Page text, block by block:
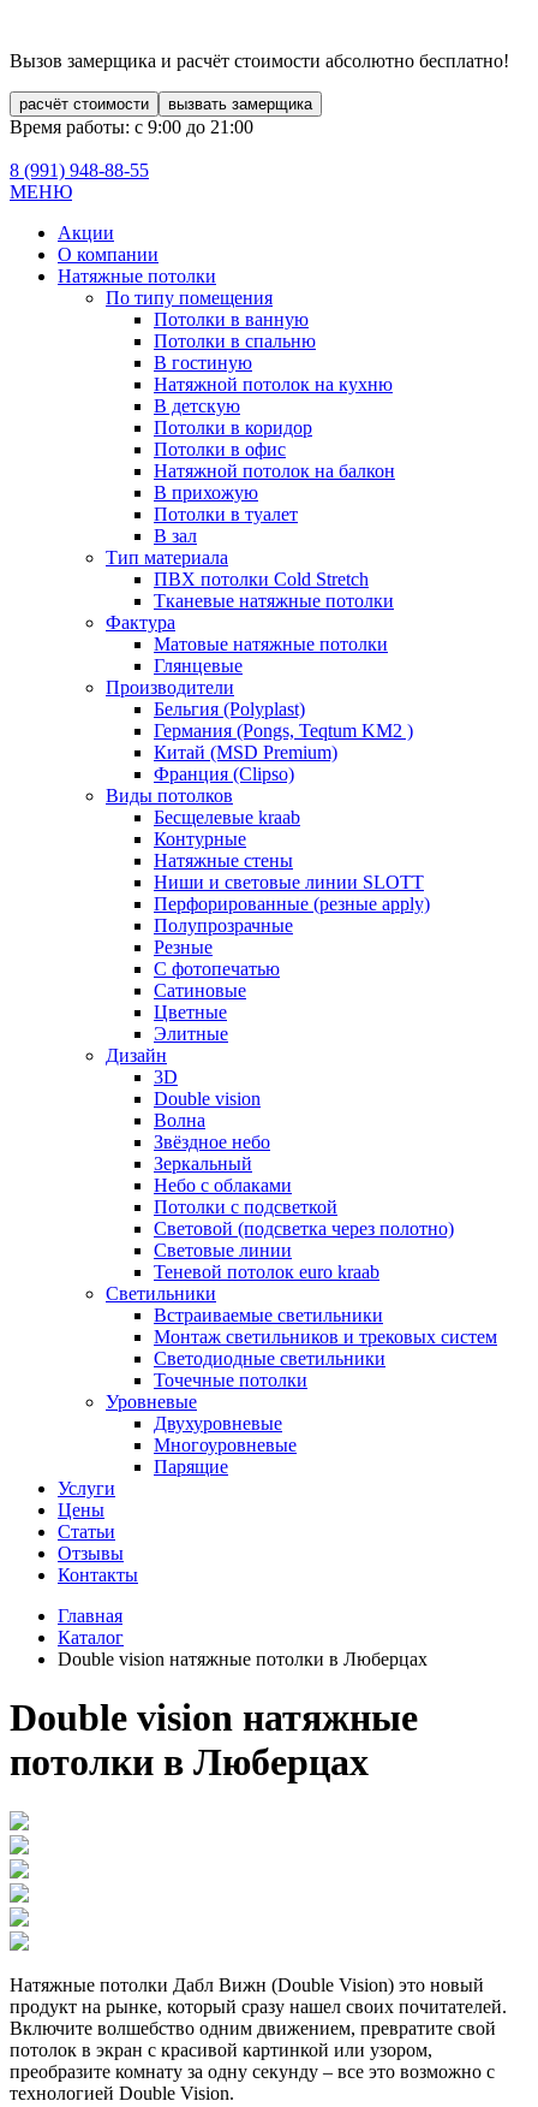
Вызов замерщика и расчёт стоимости абсолютно бесплатно!
расчёт стоимости вызвать замерщика
Время работы: с 9:00 до 21:00
8 (991) 948-88-55
МЕНЮ
Акции
О компании
Натяжные потолки
По типу помещения
Потолки в ванную
Потолки в спальню
В гостиную
Натяжной потолок на кухню
В детскую
Потолки в коридор
Потолки в офис
Натяжной потолок на балкон
В прихожую
Потолки в туалет
В зал
Тип материала
ПВХ потолки Cold Stretch
Тканевые натяжные потолки
Фактура
Матовые натяжные потолки
Глянцевые
Производители
Бельгия (Polyplast)
Германия (Pongs, Teqtum KM2 )
Китай (MSD Premium)
Франция (Clipso)
Виды потолков
Бесщелевые kraab
Контурные
Натяжные стены
Ниши и световые линии SLOTT
Перфорированные (резные apply)
Полупрозрачные
Резные
С фотопечатью
Сатиновые
Цветные
Элитные
Дизайн
3D
Double vision
Волна
Звёздное небо
Зеркальный
Небо с облаками
Потолки с подсветкой
Световой (подсветка через полотно)
Световые линии
Теневой потолок euro kraab
Светильники
Встраиваемые светильники
Монтаж светильников и трековых систем
Светодиодные светильники
Точечные потолки
Уровневые
Двухуровневые
Многоуровневые
Парящие
Услуги
Цены
Статьи
Отзывы
Контакты
Главная
Каталог
Double vision натяжные потолки в Люберцах
Double vision натяжные
потолки в Люберцах
Натяжные потолки Дабл Вижн (Double Vision) это новый
продукт на рынке, который сразу нашел своих почитателей.
Включите волшебство одним движением, превратите свой
потолок в экран с красивой картинкой или узором,
преобразите комнату за одну секунду – все это возможно с
технологией Double Vision.